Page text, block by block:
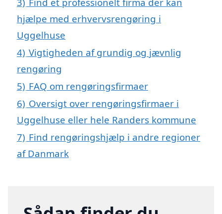
hjælpe med erhvervsrengøring i
Uggelhuse
4) Vigtigheden af grundig og jævnlig
rengøring
5) FAQ om rengøringsfirmaer
6) Oversigt over rengøringsfirmaer i
Uggelhuse eller hele Randers kommune
7) Find rengøringshjælp i andre regioner
af Danmark